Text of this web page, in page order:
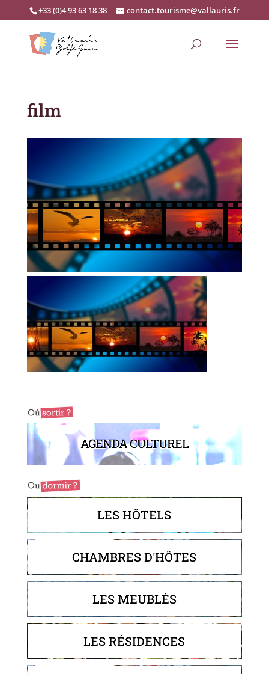
+33 (0)4 93 63 18 38 contact.tourisme@vallauris.fr
film
AGENDA CULTUREL
LES HÔTELS
CHAMBRES D'HÔTES
LES MEUBLÉS
LES RÉSIDENCES